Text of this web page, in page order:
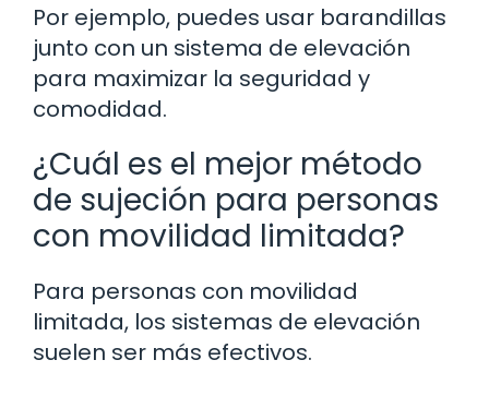
Por ejemplo, puedes usar barandillas
junto con un sistema de elevación
para maximizar la seguridad y
comodidad.
¿Cuál es el mejor método
de sujeción para personas
con movilidad limitada?
Para personas con movilidad
limitada, los sistemas de elevación
suelen ser más efectivos.